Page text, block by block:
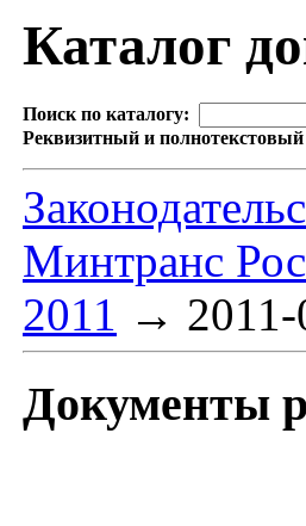
Каталог
Поиск по каталогу:
Реквизитный и
Минтранс
2011 → 2011-
Документы